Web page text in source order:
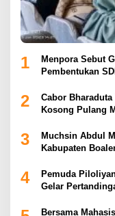
1
Menpora Sebut
Pembentukan
2
Cabor
Kosong Pulang
3
Muchsin Abdul
Kabupaten
4
Pemuda
Gelar
Bersama